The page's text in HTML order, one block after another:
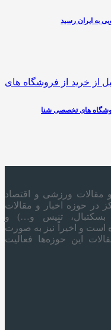
به ایران رسید
های تخصصی شنا
مقالات ورزشی و اقتصاد
متمرکز در حوزه اخبار و مقالات
بسکتبال، تنیس و…) و
است و اخیراً نیز به صورت
این حوزه‌ها فعالیت